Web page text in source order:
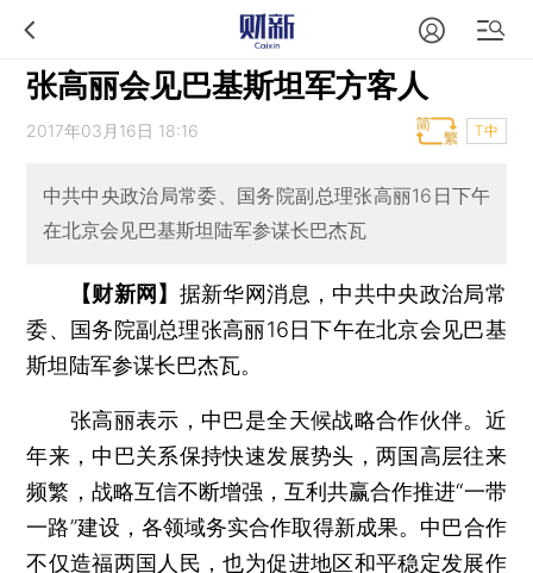
张高丽会见巴基斯坦军方客人
2017年03月16日 18:16 T中
中共中央政治局常委、国务院副总理张高丽16日下午
在北京会见巴基斯坦陆军参谋长巴杰瓦
【财新网】 据新华网消息，中共中央政治局常
委、国务院副总理张高丽16日下午在北京会见巴基
斯坦陆军参谋长巴杰瓦。
张高丽表示，中巴是全天候战略合作伙伴。近
年来，中巴关系保持快速发展势头，两国高层往来
频繁，战略互信不断增强，互利共赢合作推进“一带
一路”建设，各领域务实合作取得新成果。中巴合作
不仅造福两国人民，也为促进地区和平稳定发展作